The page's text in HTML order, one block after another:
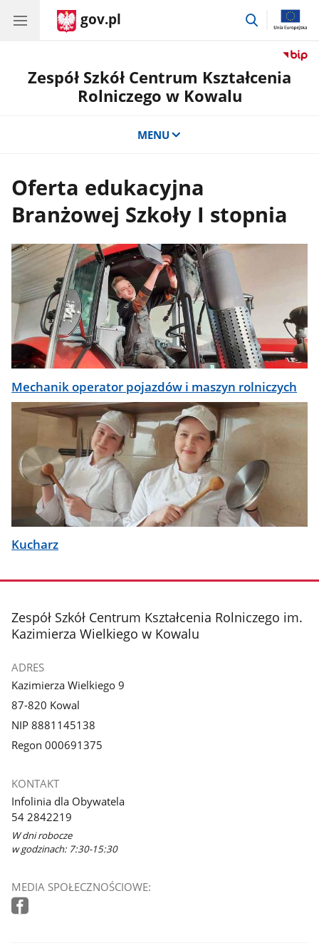
gov.pl
przejdź
Zespół Szkół Centrum Kształcenia
Rolniczego w Kowalu
MENU
Oferta edukacyjna
Branżowej Szkoły I stopnia
Mechanik operator pojazdów i maszyn rolniczych
Kucharz
stopka
Zespół Szkół Centrum Kształcenia Rolniczego im.
Kazimierza Wielkiego w Kowalu
ADRES
Kazimierza Wielkiego 9
87-820 Kowal
NIP 8881145138
Regon 000691375
KONTAKT
Infolinia dla Obywatela
54 2842219
W dni robocze
w godzinach: 7:30-15:30
MEDIA SPOŁECZNOŚCIOWE: